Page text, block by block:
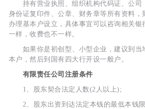
持有营业执照、组织机构代码证、公司
身份证复印件、公章、财务章等所有资料，
办理基本户设立，具体事宜可以咨询相关银
一样，收费也不一样。
如果你是初创型、小型企业，建议到当
本户，然后到国有四大行开设一般户。
有限责任公司注册条件
1、股东契合法定人数(2人以上);
2、股东出资到达法定本钱的最低本钱限